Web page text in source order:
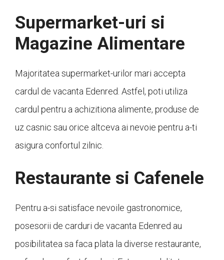
Supermarket-uri si
Magazine Alimentare
Majoritatea supermarket-urilor mari accepta
cardul de vacanta Edenred. Astfel, poti utiliza
cardul pentru a achizitiona alimente, produse de
uz casnic sau orice altceva ai nevoie pentru a-ti
asigura confortul zilnic.
Restaurante si Cafenele
Pentru a-si satisface nevoile gastronomice,
posesorii de carduri de vacanta Edenred au
posibilitatea sa faca plata la diverse restaurante,